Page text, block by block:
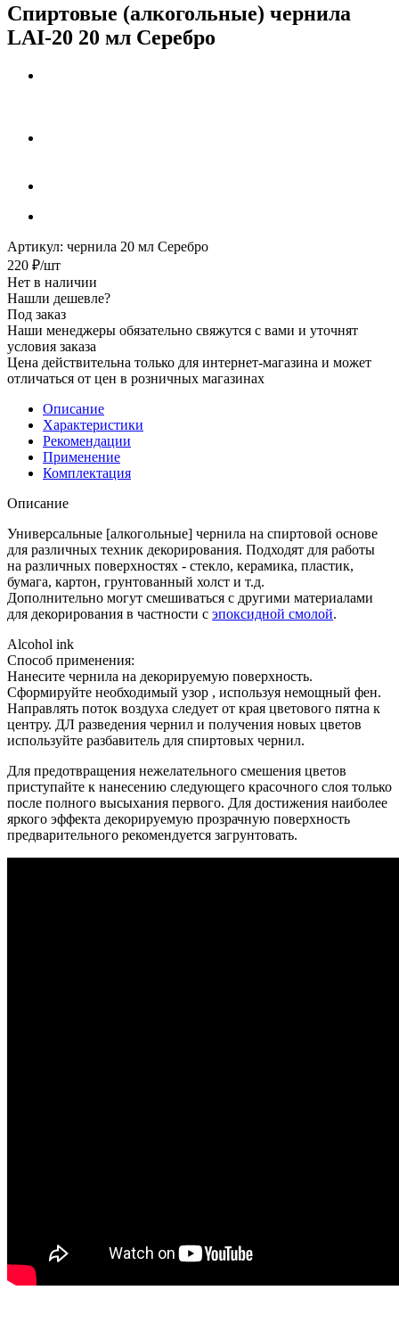
Спиртовые (алкогольные) чернила
LAI-20 20 мл Серебро
Артикул: чернила 20 мл Серебро
220 ₽/шт
Нет в наличии
Нашли дешевле?
Под заказ
Наши менеджеры обязательно свяжутся с вами и уточнят
условия заказа
Цена действительна только для интернет-магазина и может
отличаться от цен в розничных магазинах
Описание
Характеристики
Рекомендации
Применение
Комплектация
Описание
Универсальные [алкогольные] чернила на спиртовой основе
для различных техник декорирования. Подходят для работы
на различных поверхностях - стекло, керамика, пластик,
бумага, картон, грунтованный холст и т.д.
Дополнительно могут смешиваться с другими материалами
для декорирования в частности с эпоксидной смолой.
Alcohol ink
Способ применения:
Нанесите чернила на декорируемую поверхность.
Сформируйте необходимый узор , используя немощный фен.
Направлять поток воздуха следует от края цветового пятна к
центру. ДЛ разведения чернил и получения новых цветов
используйте разбавитель для спиртовых чернил.
Для предотвращения нежелательного смешения цветов
приступайте к нанесению следующего красочного слоя только
после полного высыхания первого. Для достижения наиболее
яркого эффекта декорируемую прозрачную поверхность
предварительного рекомендуется загрунтовать.